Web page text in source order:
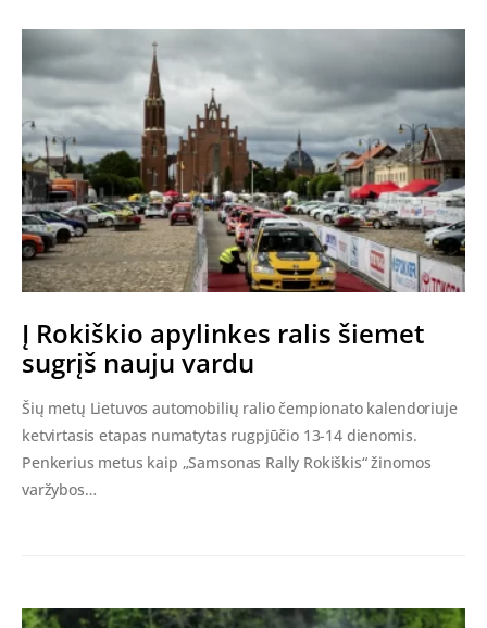
Į Rokiškio apylinkes ralis šiemet
sugrįš nauju vardu
Šių metų Lietuvos automobilių ralio čempionato kalendoriuje
ketvirtasis etapas numatytas rugpjūčio 13-14 dienomis.
Penkerius metus kaip „Samsonas Rally Rokiškis“ žinomos
varžybos…